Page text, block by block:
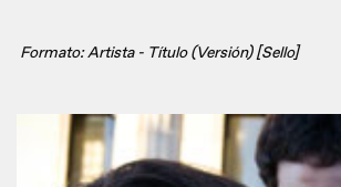
Formato: Artista - Título (Versión) [Sello]